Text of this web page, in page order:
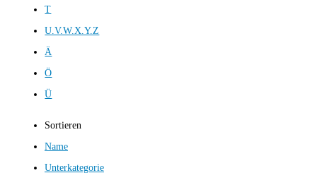
T
U.V.W.X.Y.Z
Ä
Ö
Ü
Sortieren
Name
Unterkategorie